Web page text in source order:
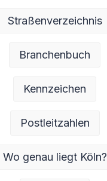
Straßenverzeichnis
Branchenbuch
Kennzeichen
Postleitzahlen
Wo genau liegt Köln?